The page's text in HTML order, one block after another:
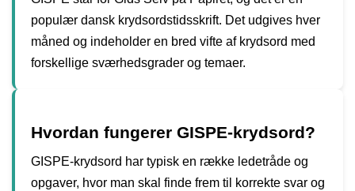
populær dansk krydsordstidsskrift. Det udgives hver
måned og indeholder en bred vifte af krydsord med
forskellige sværhedsgrader og temaer.
Hvordan fungerer GISPE-krydsord?
GISPE-krydsord har typisk en række ledetråde og
opgaver, hvor man skal finde frem til korrekte svar og